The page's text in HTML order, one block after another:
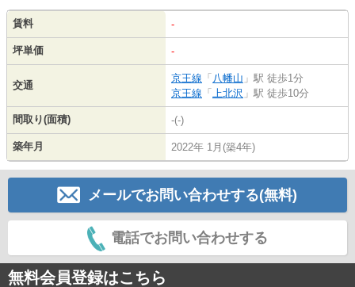
賃料 -
坪単価 -
交通
京王線 「 八幡山 」駅 徒歩1分
京王線 「 上北沢 」駅 徒歩10分
間取り(面積) -(-)
築年月 2022年 1月(築4年)
メールでお問い合わせする(無料)
電話でお問い合わせする
無料会員登録はこちら